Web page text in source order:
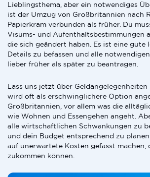
Lieblingsthema, aber ein notwendiges
ist der Umzug von Großbritannien nach
Papierkram verbunden als früher. Du
Visums- und Aufenthaltsbestimmungen
die sich geändert haben. Es ist eine gute
Details zu befassen und alle
lieber früher als später zu beantragen.
Lass uns jetzt über Geldangelegenheiten
wird oft als erschwinglichere Option
Großbritannien, vor allem was die
wie Wohnen und Essengehen angeht.
alle wirtschaftlichen Schwankungen zu
und dein Budget entsprechend zu
auf unerwartete Kosten gefasst machen,
zukommen können.